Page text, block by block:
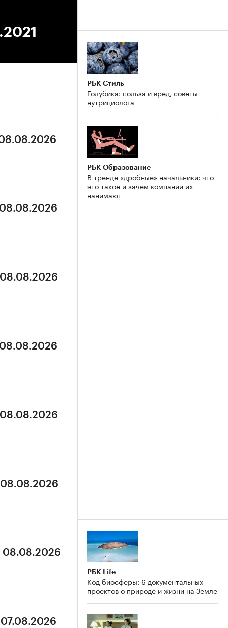
08.08.2026
08.08.2026
08.08.2026
08.08.2026
08.08.2026
08.08.2026
07.08.2026
РБК Стиль
Голубика: польза и вред, советы
нутрициолога
РБК Образование
В тренде «дробные» начальники: что
это такое и зачем компании их
нанимают
РБК Life
Код биосферы: 6 документальных
проектов о природе и жизни на Земле